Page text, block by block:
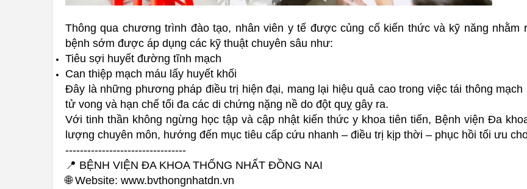
Thông qua chương trình đào tạo, nhân viên y tế được củng cố kiến thức và kỹ năng
bệnh sớm được áp dụng các kỹ thuật chuyên sâu như:
Tiêu sợi huyết đường tĩnh mạch
Can thiệp mạch máu lấy huyết khối
Đây là những phương pháp điều trị hiện đại, mang lại hiệu quả cao trong việc tái thông
tử vong và hạn chế tối đa các di chứng nặng nề do đột quỵ gây ra.
Với tinh thần không ngừng học tập và cập nhật kiến thức y khoa tiên tiến, Bệnh viện Đa
lượng chuyên môn, hướng đến mục tiêu cấp cứu nhanh – điều trị kịp thời – phục hồi tối ưu
---------------------------------
📍 BỆNH VIỆN ĐA KHOA THỐNG NHẤT ĐỒNG NAI
🌐 Website: www.bvthongnhatdn.vn